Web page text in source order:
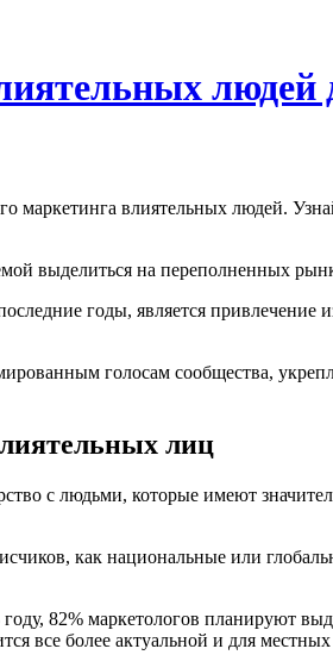
людей
выделиться на переполненных
годы, является
голосам сообщества,
лиц
с людьми, которые имеют
как национальные или
82% маркетологов планируют
все более актуальной и для